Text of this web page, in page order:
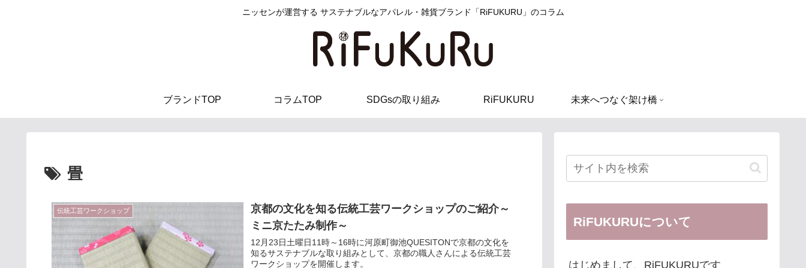
ニッセンが運営する サステナブルなアパレル・雑貨ブランド「RiFUKURU」のコラム
ブランドTOP コラムTOP SDGsの取り組み RiFUKURU 未来へつなぐ架け橋
畳
伝統工芸ワークショップ
京都の文化を知る伝統工芸ワークショップのご紹介～
ミニ京たたみ制作～
12月23日土曜日11時～16時に河原町御池QUESITONで京都の文化を
知るサステナブルな取り組みとして、京都の職人さんによる伝統工芸
ワークショップを開催します。
RiFUKURUについて
はじめまして、RiFUKURUです